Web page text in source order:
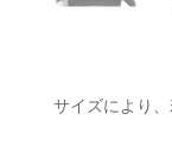
サイズにより